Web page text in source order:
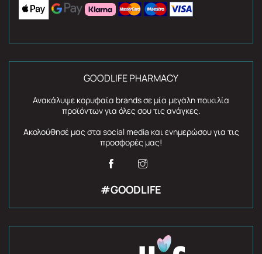
GOODLIFE PHARMACY
Ανακάλυψε κορυφαία brands σε μία μεγάλη ποικιλία
προϊόντων για όλες σου τις ανάγκες.
Ακολούθησέ μας στα social media και ενημερώσου για τις
προσφορές μας!
#GOODLIFE